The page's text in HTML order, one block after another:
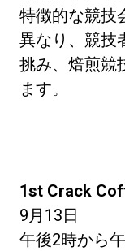
特徴的な競技
異なり、競技
挑み、焙煎競
ます。
1st Crack
9月13日
午後2時から